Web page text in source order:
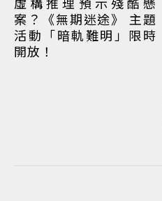
案？《無期迷途》 主題
活動「暗軌難明」限時
開放！